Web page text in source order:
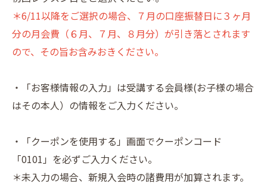
＊6/11以降をご選択の場合、７月の口座振替日に３ヶ月
分の月会費（６月、７月、８月分）が引き落とされます
ので、その旨お含みおきください。
・「お客様情報の入力」は受講する会員様(お子様の場合
はその本人）の情報をご入力ください。
・「クーポンを使用する」画面でクーポンコード
「0101」を必ずご入力ください。
＊未入力の場合、新規入会時の諸費用が加算されます。